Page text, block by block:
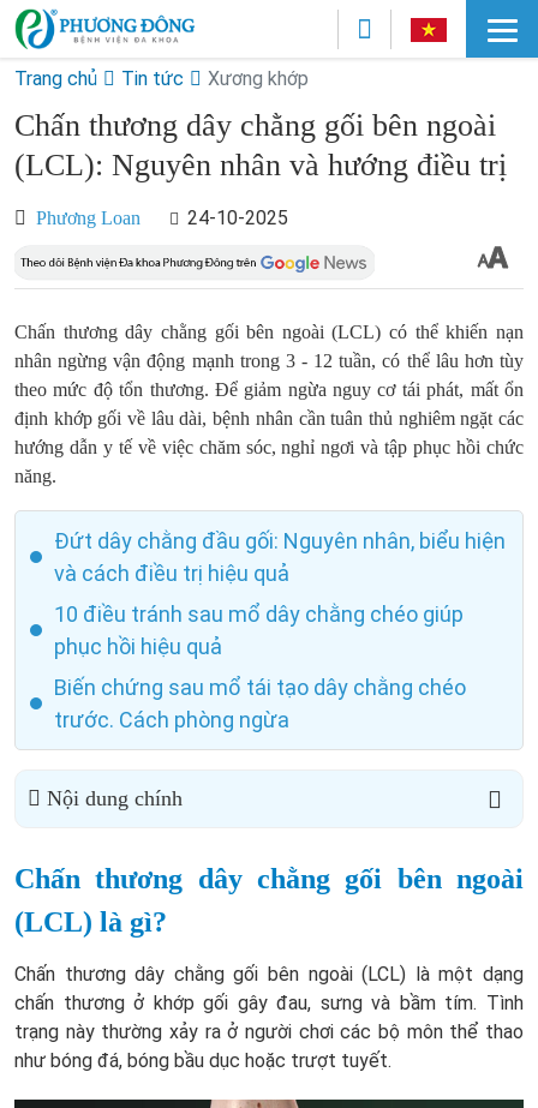
Trang chủ Tin tức Xương khớp
Chấn thương dây chằng gối bên ngoài
(LCL): Nguyên nhân và hướng điều trị
Phương Loan 24-10-2025
Chấn thương dây chằng gối bên ngoài (LCL) có thể khiến nạn
nhân ngừng vận động mạnh trong 3 - 12 tuần, có thể lâu hơn tùy
theo mức độ tổn thương. Để giảm ngừa nguy cơ tái phát, mất ổn
định khớp gối về lâu dài, bệnh nhân cần tuân thủ nghiêm ngặt các
hướng dẫn y tế về việc chăm sóc, nghỉ ngơi và tập phục hồi chức
năng.
Đứt dây chằng đầu gối: Nguyên nhân, biểu hiện
và cách điều trị hiệu quả
10 điều tránh sau mổ dây chằng chéo giúp
phục hồi hiệu quả
Biến chứng sau mổ tái tạo dây chằng chéo
trước. Cách phòng ngừa
Nội dung chính
Chấn thương dây chằng gối bên ngoài
(LCL) là gì?
Chấn thương dây chằng gối bên ngoài (LCL) là một dạng
chấn thương ở khớp gối gây đau, sưng và bầm tím. Tình
trạng này thường xảy ra ở người chơi các bộ môn thể thao
như bóng đá, bóng bầu dục hoặc trượt tuyết.